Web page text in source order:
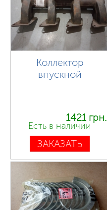
Коллектор
впускной
1421 грн.
Есть в наличии
ЗАКАЗАТЬ